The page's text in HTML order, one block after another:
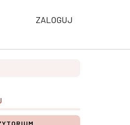
ZALOGUJ